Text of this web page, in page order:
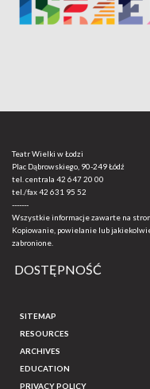
Teatr Wielki w Łodzi
Plac Dąbrowskiego, 90-249 Łódź
tel. centrala 42 647 20 00
tel./fax42 631 95 52
-------
Wszystkie informacje zawarte na
Kopiowanie, powielanie lub
zabronione.
DOSTĘPNOŚĆ
SITEMAP
RESOURCES
ARCHIVES
EDUCATION
PRIVACY POLICY